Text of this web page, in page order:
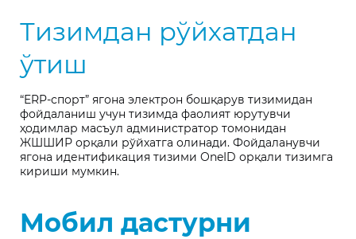
Тизимдан рўйхатдан
ўтиш
“ERP-спорт” ягона электрон бошқарув тизимидан
фойдаланиш учун тизимда фаолият юрутувчи
ҳодимлар масъул администратор томонидан
ЖШШИР орқали рўйхатга олинади. Фойдаланувчи
ягона идентификация тизими OneID орқали тизимга
кириши мумкин.
Мобил дастурни